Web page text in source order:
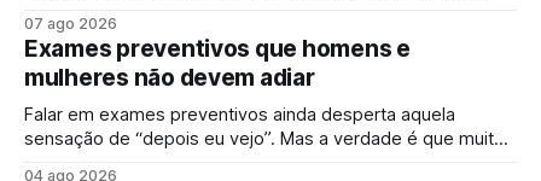
de ansiedade e sinais de esgotamento sem perceber que
algo já não vai bem. A campanha surge justamente para
ampliar esse olhar,
07 ago 2026
Exames preventivos que homens e
mulheres não devem adiar
Falar em exames preventivos ainda desperta aquela
sensação de “depois eu vejo”. Mas a verdade é que muitas
04 ago 2026